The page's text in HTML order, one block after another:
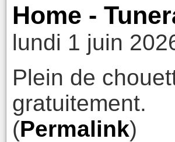
Home -
lundi 1 juin
Plein de
gratuitement.
(Permalink)